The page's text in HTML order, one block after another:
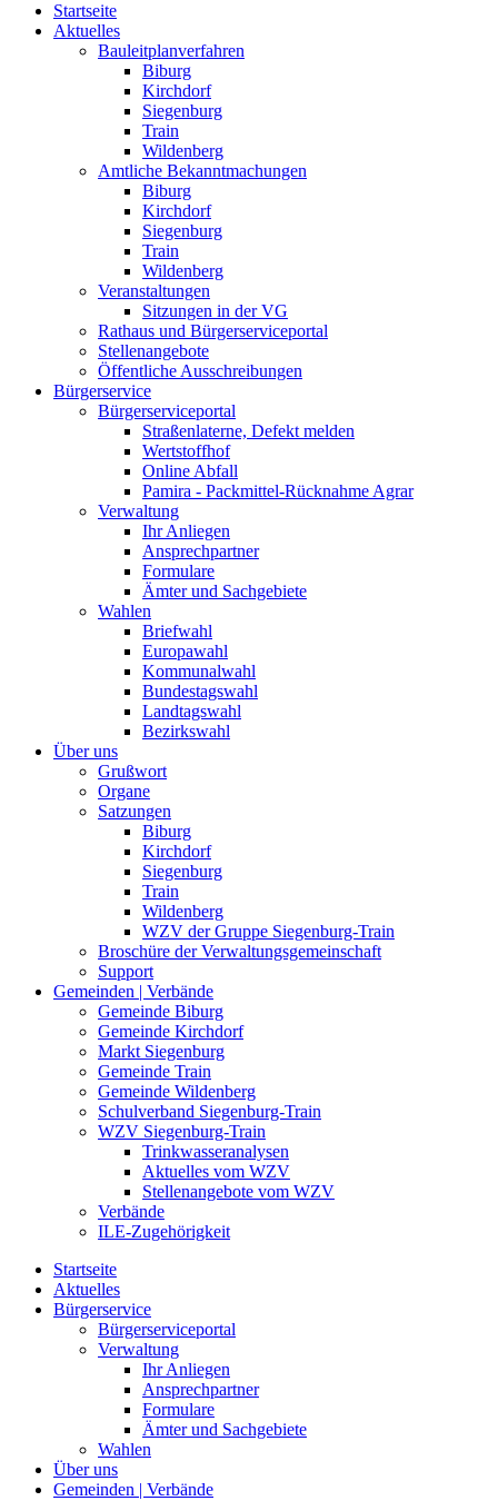
Startseite
Aktuelles
Bauleitplanverfahren
Biburg
Kirchdorf
Siegenburg
Train
Wildenberg
Amtliche Bekanntmachungen
Biburg
Kirchdorf
Siegenburg
Train
Wildenberg
Veranstaltungen
Sitzungen in der VG
Rathaus und Bürgerserviceportal
Stellenangebote
Öffentliche Ausschreibungen
Bürgerservice
Bürgerserviceportal
Straßenlaterne, Defekt melden
Wertstoffhof
Online Abfall
Pamira - Packmittel-Rücknahme Agrar
Verwaltung
Ihr Anliegen
Ansprechpartner
Formulare
Ämter und Sachgebiete
Wahlen
Briefwahl
Europawahl
Kommunalwahl
Bundestagswahl
Landtagswahl
Bezirkswahl
Über uns
Grußwort
Organe
Satzungen
Biburg
Kirchdorf
Siegenburg
Train
Wildenberg
WZV der Gruppe Siegenburg-Train
Broschüre der Verwaltungsgemeinschaft
Support
Gemeinden | Verbände
Gemeinde Biburg
Gemeinde Kirchdorf
Markt Siegenburg
Gemeinde Train
Gemeinde Wildenberg
Schulverband Siegenburg-Train
WZV Siegenburg-Train
Trinkwasseranalysen
Aktuelles vom WZV
Stellenangebote vom WZV
Verbände
ILE-Zugehörigkeit
Startseite
Aktuelles
Bürgerservice
Bürgerserviceportal
Verwaltung
Ihr Anliegen
Ansprechpartner
Formulare
Ämter und Sachgebiete
Wahlen
Über uns
Gemeinden | Verbände